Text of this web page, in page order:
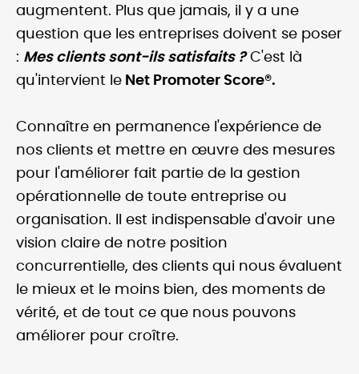
augmentent. Plus que jamais, il y a une
question que les entreprises doivent se poser
: Mes clients sont-ils satisfaits ?C'est là
qu'intervient le Net Promoter Score®.
Connaître en permanence l'expérience de
nos clients et mettre en œuvre des mesures
pour l'améliorer fait partie de la gestion
opérationnelle de toute entreprise ou
organisation. Il est indispensable d'avoir une
vision claire de notre position
concurrentielle, des clients qui nous évaluent
le mieux et le moins bien, des moments de
vérité, et de tout ce que nous pouvons
améliorer pour croître.